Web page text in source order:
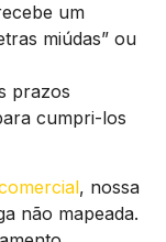
um
miúdas” ou
prazos
cumpri-los
, nossa
não mapeada.